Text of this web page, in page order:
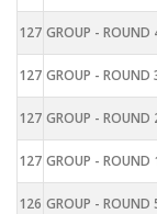
127 GROUP - ROUND
127 GROUP - ROUND
127 GROUP - ROUND
127 GROUP - ROUND
126 GROUP - ROUND